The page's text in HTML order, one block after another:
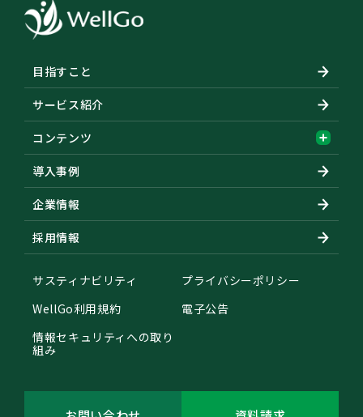
目指すこと
サービス紹介
コンテンツ
導入事例
企業情報
採用情報
サスティナビリティ
プライバシーポリシー
WellGo利用規約
電子公告
情報セキュリティへの取り
組み